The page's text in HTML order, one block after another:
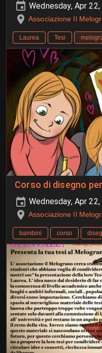
Wednesday, Apr
Associazione Il
Laurea Tesi
Corso di disegno
Wednesday, Apr
Associazione Il
bambini corso